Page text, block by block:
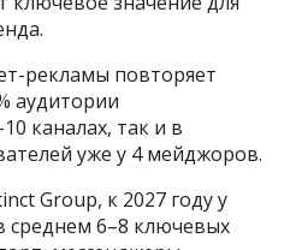
рекламы повторяет
аудитории
каналах, так и в
уже у 4 мейджоров.
Group, к 2027 году у
среднем 6–8 ключевых